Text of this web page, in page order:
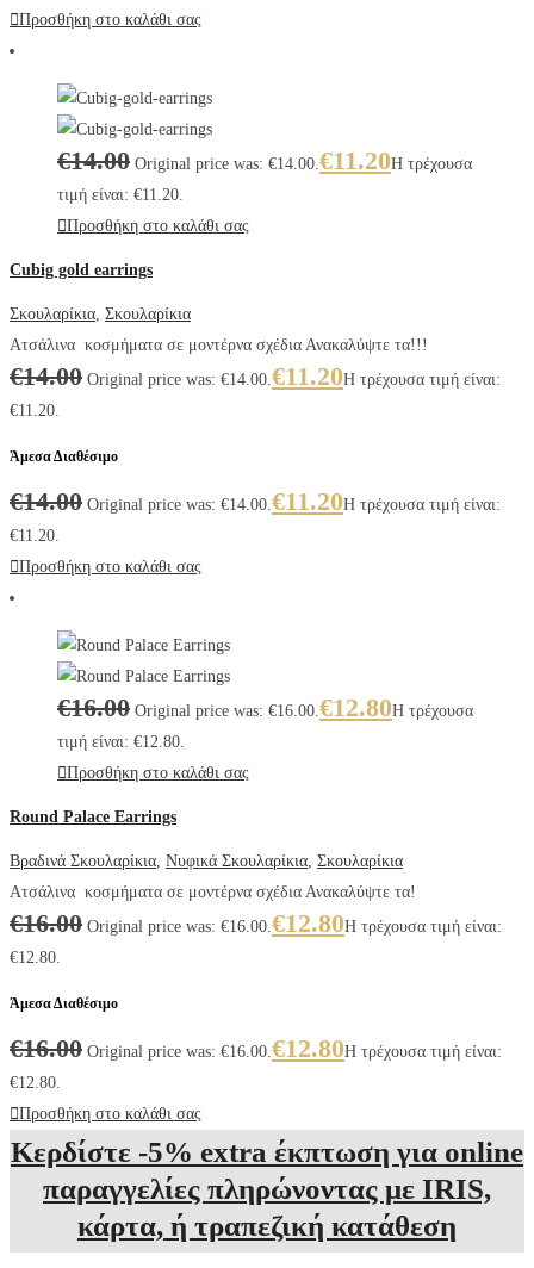
Προσθήκη στο καλάθι σας
€14.00 Original price was: €14.00.€11.20Η τρέχουσα
τιμή είναι: €11.20.
Προσθήκη στο καλάθι σας
Cubig gold earrings
Σκουλαρίκια, Σκουλαρίκια
Ατσάλινα κοσμήματα σε μοντέρνα σχέδια Ανακαλύψτε τα!!!
€14.00 Original price was: €14.00.€11.20Η τρέχουσα τιμή είναι:
€11.20.
Άμεσα Διαθέσιμο
€14.00 Original price was: €14.00.€11.20Η τρέχουσα τιμή είναι:
€11.20.
Προσθήκη στο καλάθι σας
€16.00 Original price was: €16.00.€12.80Η τρέχουσα
τιμή είναι: €12.80.
Προσθήκη στο καλάθι σας
Round Palace Earrings
Βραδινά Σκουλαρίκια, Νυφικά Σκουλαρίκια, Σκουλαρίκια
Ατσάλινα κοσμήματα σε μοντέρνα σχέδια Ανακαλύψτε τα!
€16.00 Original price was: €16.00.€12.80Η τρέχουσα τιμή είναι:
€12.80.
Άμεσα Διαθέσιμο
€16.00 Original price was: €16.00.€12.80Η τρέχουσα τιμή είναι:
€12.80.
Προσθήκη στο καλάθι σας
Κερδίστε -5% extra έκπτωση για online
παραγγελίες πληρώνοντας με IRIS,
κάρτα, ή τραπεζική κατάθεση